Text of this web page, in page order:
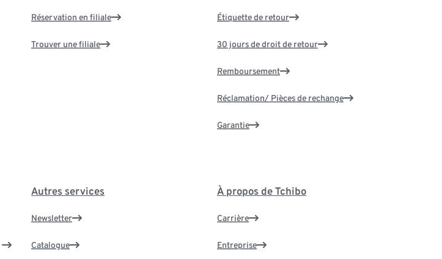
Réservation en filiale
Trouver une filiale
Étiquette de retour
30 jours de droit de retour
Remboursement
Réclamation/ Pièces de rechange
Garantie
Autres services
Newsletter
Catalogue
À propos de Tchibo
Carrière
Entreprise